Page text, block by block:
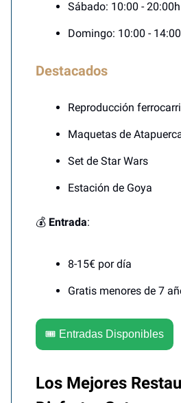
Sábado: 10:00 - 20:00h
Domingo: 10:00 -
Destacados
Reproducción
Maquetas de
Set de Star Wars
Estación de Goya
💰 Entrada:
8-15€ por día
Gratis menores de 7
🎟️ Entradas Disponibles
Los Mejores